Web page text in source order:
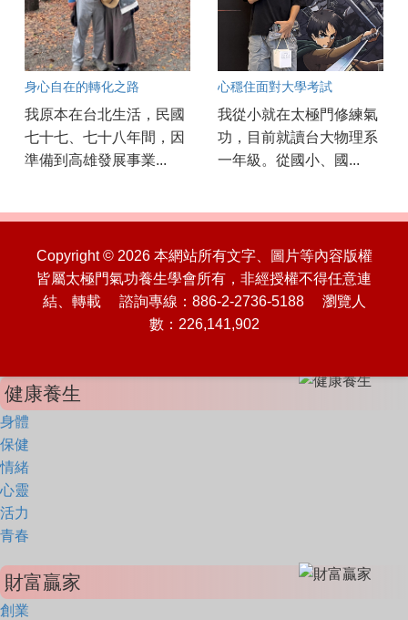
身心自在的轉化之路
我原本在台北生活，民國
七十七、七十八年間，因
準備到高雄發展事業...
心穩住面對大學考試
我從小就在太極門修練氣
功，目前就讀台大物理系
一年級。從國小、國...
Copyright © 2026 本網站所有文字、圖片等內容版權
皆屬太極門氣功養生學會所有，非經授權不得任意連
結、轉載 諮詢專線：886-2-2736-5188 瀏覽人
數：226,141,902
健康養生
身體
保健
情緒
心靈
活力
青春
財富贏家
創業